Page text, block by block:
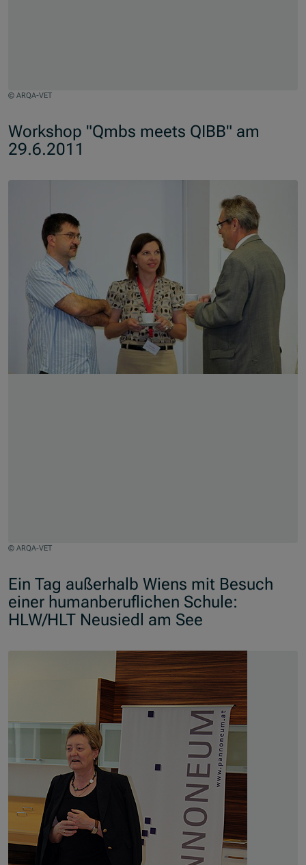
© ARQA-VET
Workshop "Qmbs meets QIBB" am
29.6.2011
© ARQA-VET
Ein Tag außerhalb Wiens mit Besuch
einer humanberuflichen Schule:
HLW/HLT Neusiedl am See